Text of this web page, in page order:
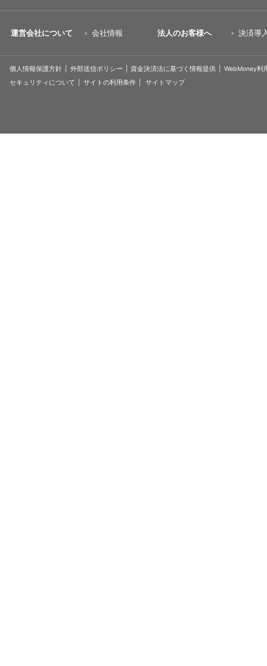
運営会社について 会社情報 法人のお客様へ 決済導
個人情報保護方針 外部送信ポリシー 資金決済法に基づく情報提供
WebMoney利
セキュリティについて
サイトの利用条件 サイトマップ